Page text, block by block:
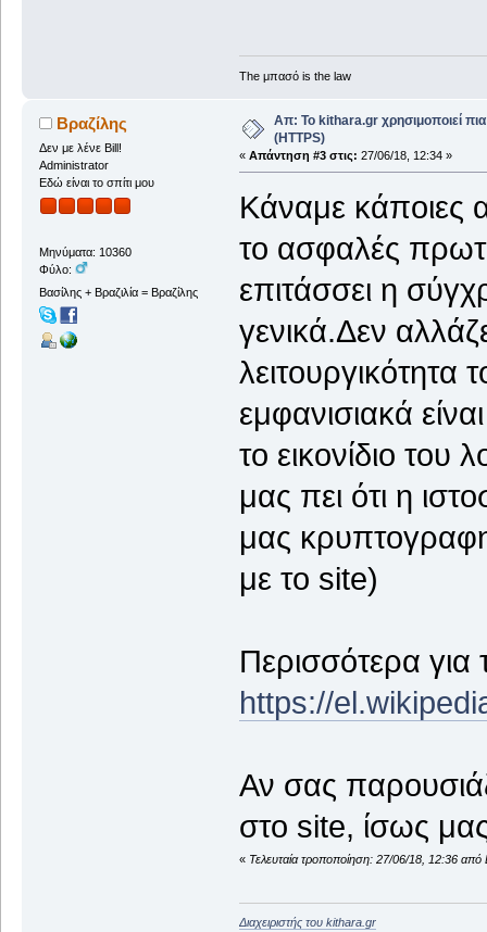
The μπασό is the law
Βραζίλης
Δεν με λένε Bill!
Administrator
Εδώ είναι το σπίτι μου
Μηνύματα: 10360
Φύλο:
Βασίλης + Βραζιλία = Βραζίλης
Απ: Το kithara.gr χρησιμοποιεί
(HTTPS)
« Απάντηση #3 στις: 27/06/18, 12:34 »
Κάναμε κάποιες
το ασφαλές
επιτάσσει η
γενικά.Δεν
εμφανισιακά
το εικονίδιο του
μας πει ότι η
μας
με το site)
Περισσότερα
https://
Αν σας
στο site, ίσως
« Τελευταία τροποποίηση: 27/06/18, 12:36 από
Διαχειριστής του kithara.gr